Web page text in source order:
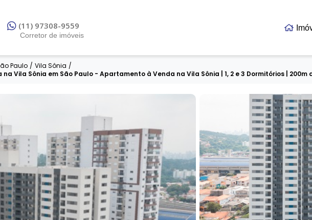
(11) 97308-9559
Corretor de imóveis
Paulo / Vila Sônia /
Vila Sônia em São Paulo - Apartamento à Venda na Vila Sônia | 1, 2 e 3 Dormitórios | 200m